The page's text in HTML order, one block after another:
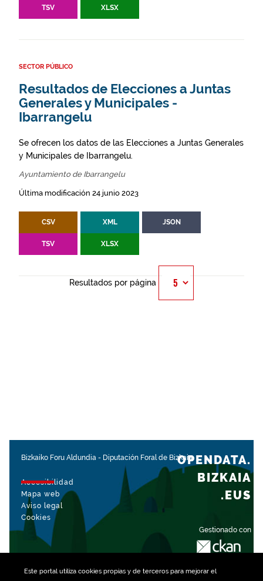
Este portal utiliza cookiespropias y de terceros para mejorar el
TSV XLSX
SECTOR PÚBLICO
Resultados de Elecciones a Juntas
Generales y Municipales -
Ibarrangelu
Se ofrecen los datos de las Elecciones a Juntas Generales
y Municipales de Ibarrangelu.
Ayuntamiento de Ibarrangelu
Última modificación 24 junio 2023
CSV XML JSON
TSV XLSX
Resultados por página
Bizkaiko Foru Aldundia - Diputación Foral de Bizkaia
Accesibilidad
Mapa web
Aviso legal
Cookies
Gestionado con
OPENDATA.
BIZKAIA
.EUS